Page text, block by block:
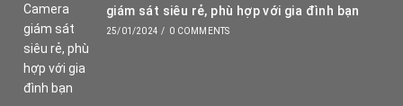
giám sát siêu rẻ, phù hợp với gia đình bạn
25/01/2024 / 0 COMMENTS